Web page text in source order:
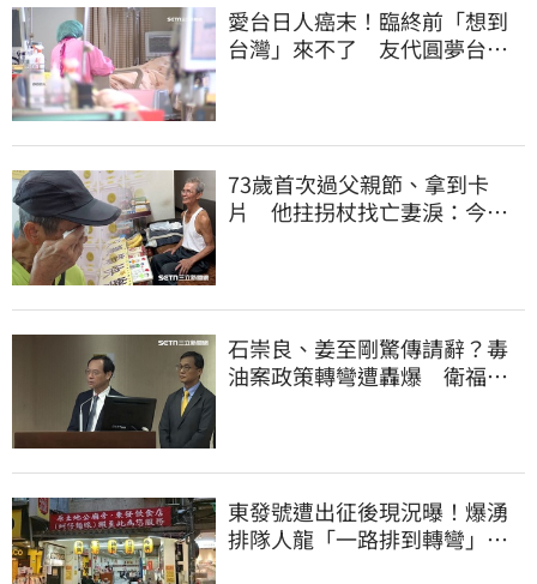
愛台日人癌末！臨終前「想到
台灣」來不了 友代圓夢台人
73歲首次過父親節、拿到卡
片 他拄拐杖找亡妻淚：今天
石崇良、姜至剛驚傳請辭？毒
油案政策轉彎遭轟爆 衛福部
東發號遭出征後現況曝！爆湧
排隊人龍「一路排到轉彎」